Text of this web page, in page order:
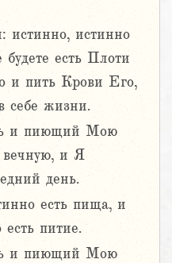
истинно, истинно
есть Плоти
и пить Крови Его,
себе жизни.
и пиющий Мою
вечную, и Я
день.
есть пища, и
питие.
и пиющий Мою